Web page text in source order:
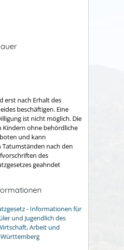
erst nach Erhalt des
beschäftigen. Eine
ist nicht möglich. Die
Kindern ohne behördliche
und kann
nach den
des
geahndet
- Informationen für
und Jugendlich des
Arbeit und